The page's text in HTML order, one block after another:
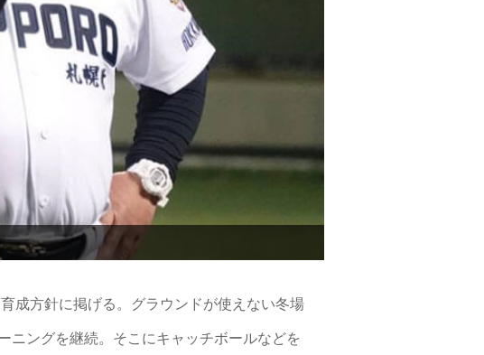
成方針に掲げる。グラウンドが使えない冬場
ニングを継続。そこにキャッチボールなどを